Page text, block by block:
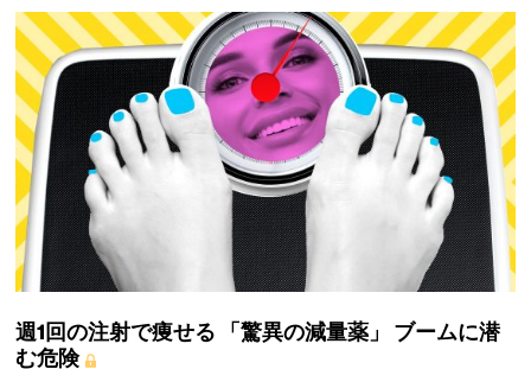
週1回の注射で痩せる 「驚異の減量薬」
ブームに潜
む危険